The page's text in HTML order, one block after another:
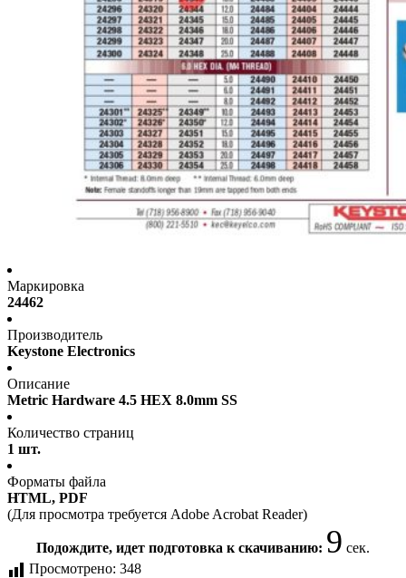
Маркировка
24462
Производитель
Keystone Electronics
Описание
Metric Hardware 4.5 HEX 8.0mm SS
Количество страниц
1 шт.
Форматы файла
HTML, PDF
(Для просмотра требуется Adobe Acrobat Reader)
Подождите, идет подготовка к скачиванию: 9 сек.
Просмотрено: 348